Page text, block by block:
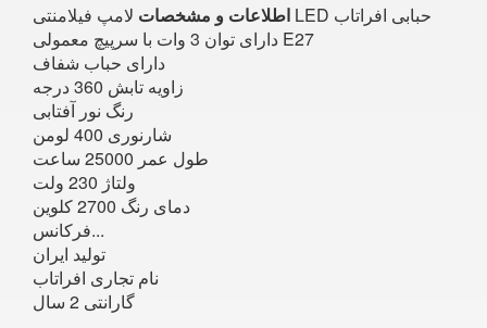
اطلاعات و مشخصات
لامپ فیلامنتی LED حبابی افراتاب
دارای توان 3 وات با سرپیچ معمولی E27
دارای حباب شفاف
زاویه تابش 360 درجه
رنگ نور آفتابی
شارنوری 400 لومن
طول عمر 25000 ساعت
ولتاژ 230 ولت
دمای رنگ 2700 کلوين
فرکانس...
تولید ایران
نام تجاری افراتاب
گارانتی 2 سال